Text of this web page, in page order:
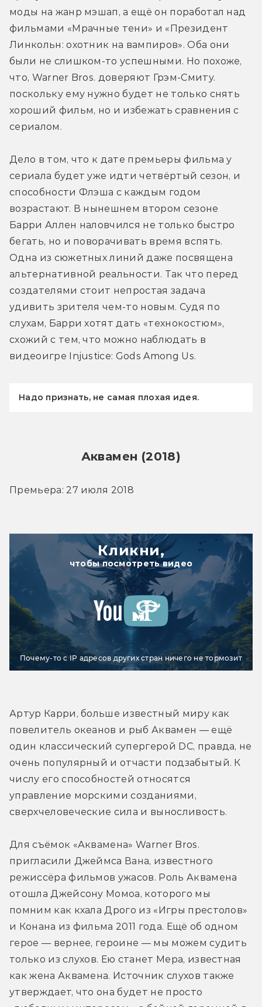
моды на жанр мэшап, а ещё он поработал над
фильмами «Мрачные тени» и «Президент
Линкольн: охотник на вампиров». Оба они
были не слишком-то успешными. Но похоже,
что, Warner Bros. доверяют Грэм-Смиту.
поскольку ему нужно будет не только снять
хороший фильм, но и избежать сравнения с
сериалом.
Дело в том, что к дате премьеры фильма у
сериала будет уже идти четвёртый сезон, и
способности Флэша с каждым годом
возрастают. В нынешнем втором сезоне
Барри Аллен наловчился не только быстро
бегать, но и поворачивать время вспять.
Одна из сюжетных линий даже посвящена
альтернативной реальности. Так что перед
создателями стоит непростая задача
удивить зрителя чем-то новым. Судя по
слухам, Барри хотят дать «технокостюм»,
схожий с тем, что можно наблюдать в
видеоигре Injustice: Gods Among Us.
Надо признать, не самая плохая идея.
Аквамен (2018)
Премьера: 27 июля 2018
Кликни,
чтобы посмотреть видео
Почему-то с IP адресов других стран ничего не тормозит
Артур Карри, больше известный миру как
повелитель океанов и рыб Аквамен — ещё
один классический супергерой DC, правда, не
очень популярный и отчасти подзабытый. К
числу его способностей относятся
управление морскими созданиями,
сверхчеловеческие сила и выносливость.
Для съёмок «Аквамена» Warner Bros.
пригласили Джеймса Вана, известного
режиссёра фильмов ужасов. Роль Аквамена
отошла Джейсону Момоа, которого мы
помним как кхала Дрого из «Игры престолов»
и Конана из фильма 2011 года. Ещё об одном
герое — вернее, героине — мы можем судить
только из слухов. Ею станет Мера, известная
как жена Аквамена. Источник слухов также
утверждает, что она будет не просто